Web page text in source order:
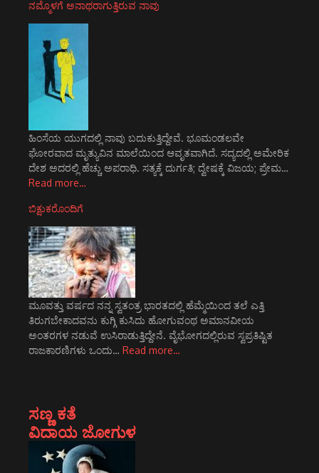
ನಮ್ಮೊಳಗೆ ಅನಾಥರಾಗುತ್ತಿರುವ ನಾವು
ಹಿಂಸೆಯ ಯುಗದಲ್ಲಿ ನಾವು ಬದುಕುತ್ತಿದ್ದೇವೆ. ಭೂಮಂಡಲವೇ
ಘೋರವಾದ ಮೃತ್ಯುವಿನ ಮಾಲೆಯಿಂದ ಆವೃತವಾಗಿದೆ. ಸದ್ಯದಲ್ಲಿ ಅಮೇರಿಕ
ದೇಶ ಅದರಲ್ಲಿ ಹೆಚ್ಚು ಅಪರಾಧಿ. ಸತ್ಯಕ್ಕೆ ದುರ್ಗತಿ; ದ್ವೇಷಕ್ಕೆ ವಿಜಯ; ಪ್ರೇಮ…
Read more…
ಬಿಕ್ಷುಕರೊಂದಿಗೆ
ಮೂವತ್ತು ವರ್ಷದ ನನ್ನ ಸ್ವತಂತ್ರ ಭಾರತದಲ್ಲಿ ಹೆಮ್ಮೆಯಿಂದ ತಲೆ ಎತ್ತಿ
ತಿರುಗಬೇಕಾದವನು ಕುಗ್ಗಿ ಕುಸಿದು ಹೋಗುವಂಥ ಅಮಾನವೀಯ
ಅಂತರಗಳ ನಡುವೆ ಉಸಿರಾಡುತ್ತಿದ್ದೇನೆ. ವೈಭೋಗದಲ್ಲಿರುವ ಸ್ವಪ್ರತಿಷ್ಟಿತ
ರಾಜಕಾರಣಿಗಳು ಒಂದು… Read more…
ಸಣ್ಣ ಕತೆ
ವಿದಾಯ ಜೋಗುಳ